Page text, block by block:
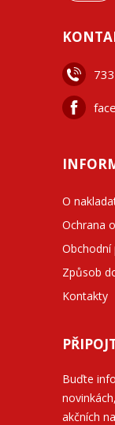
O
Ochrana
Obchodní
Způsob
Kontakty
Buďte
akčních